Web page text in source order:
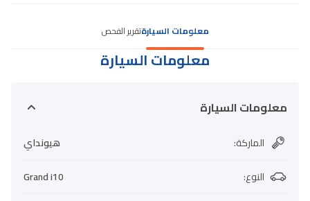
معلومات السيارةتقرير الفحص
معلومات السيارة
معلومات السيارة
الماركة:
هيونداي
النوع:
Grand i10